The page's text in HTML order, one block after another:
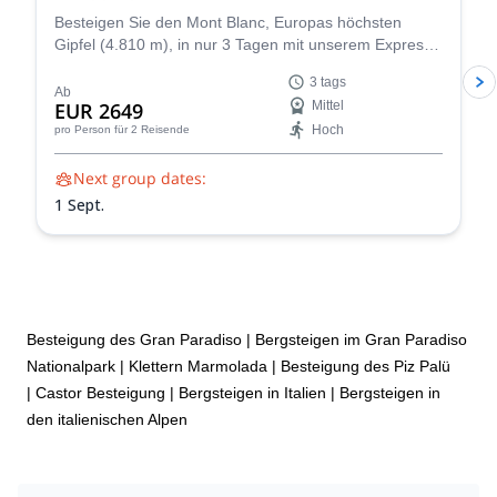
Besteigen Sie den Mont Blanc, Europas höchsten
Gipfel (4.810 m), in nur 3 Tagen mit unserem Express-
UIAGM/IFMGA-Bergführern, legen unsere Mont Blanc-
Aufstiege den Schwerpunkt auf Ihre Sicherheit und
Ihren Erfolg. Unsere erfahrenen Führer teilen ihr
umfassendes Wissen über den Berg, um einen
einzigartigen und unvergesslichen Aufstieg für Sie zu
gestalten.
Ab
EUR 2649
pro Person für 2 Reisende
3 tags
Mittel
Hoch
Next group dates:
1 Sept.
Besteigung des Gran Paradiso | Bergsteigen im Gran Paradiso
Nationalpark | Klettern Marmolada | Besteigung des Piz Palü
| Castor Besteigung | Bergsteigen in Italien | Bergsteigen in
den italienischen Alpen